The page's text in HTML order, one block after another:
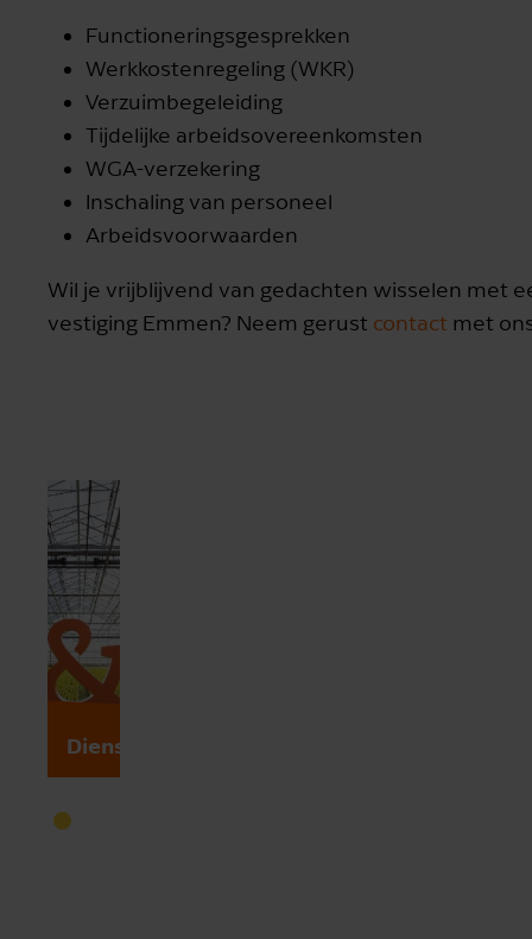
Functioneringsgesprekken
Werkkostenregeling (WKR)
Verzuimbegeleiding
Tijdelijke arbeidsovereenkomsten
WGA-verzekering
Inschaling van personeel
Arbeidsvoorwaarden
Wil je vrijblijvend van gedachten wisselen met
vestiging Emmen? Neem gerust contact met
Diensten